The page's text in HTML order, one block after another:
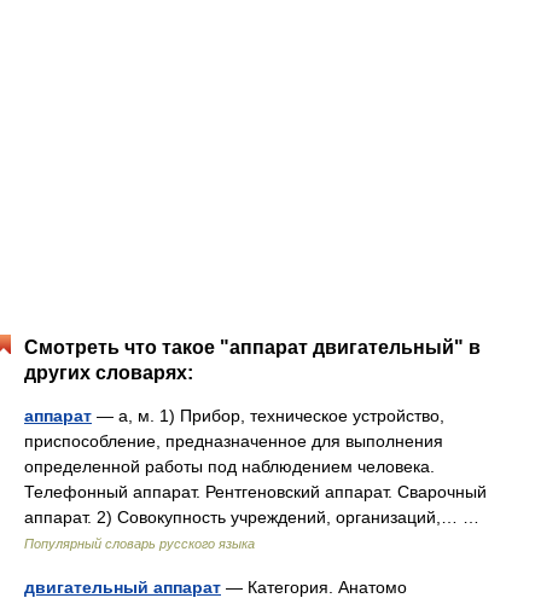
Смотреть что такое "аппарат двигательный" в
других словарях:
аппарат — а, м. 1) Прибор, техническое устройство,
приспособление, предназначенное для выполнения
определенной работы под наблюдением человека.
Телефонный аппарат. Рентгеновский аппарат. Сварочный
аппарат. 2) Совокупность учреждений, организаций,… …
Популярный словарь русского языка
двигательный аппарат — Категория. Анатомо